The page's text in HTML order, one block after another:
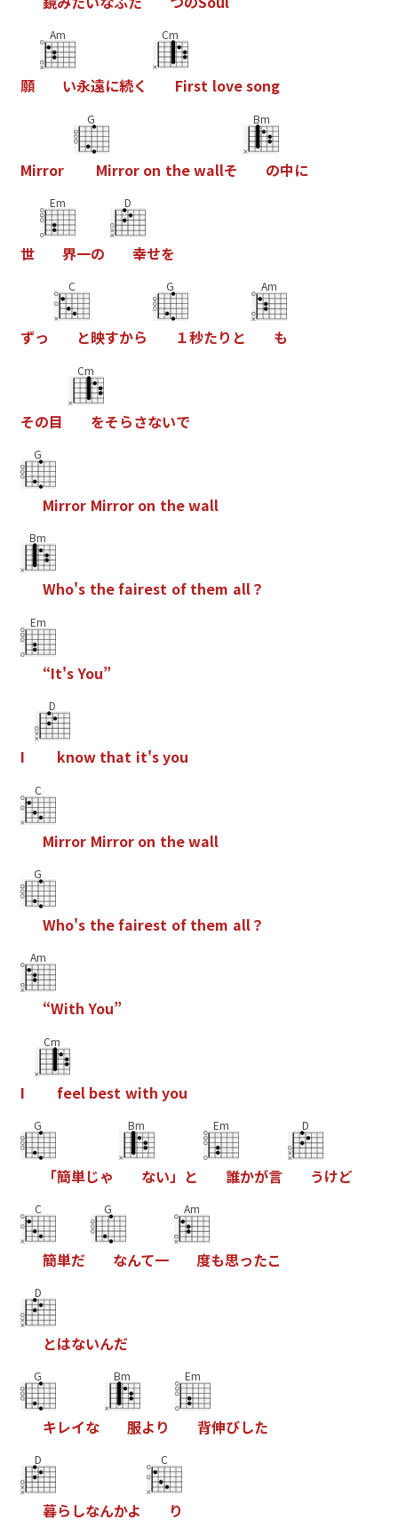
願
Am
い永遠に続く
Cm
First lovesong
Mirror
G
Mirror on thewallそ
Bm
の中に
世
Em
界一の
D
幸せを
ずっ
C
と映すから
G
１秒たり と
Am
も
その目
Cm
をそらさないで
G
Mirror Mirror on thewall
Bm
Who's thefairest of them all？
Em
“It'sYou”
I
D
know that it'syou
C
Mirror Mirror on thewall
G
Who's thefairest of them all？
Am
“With You”
I
Cm
feel best with you
G
「簡単じゃ
Bm
ない」 と
Em
誰かが言
D
うけど
C
簡単だ
G
なんて一
Am
度も思ったこ
D
とはないんだ
G
キレイな
Bm
服よ り
Em
背伸びした
D
暮ら しなんかよ
C
り